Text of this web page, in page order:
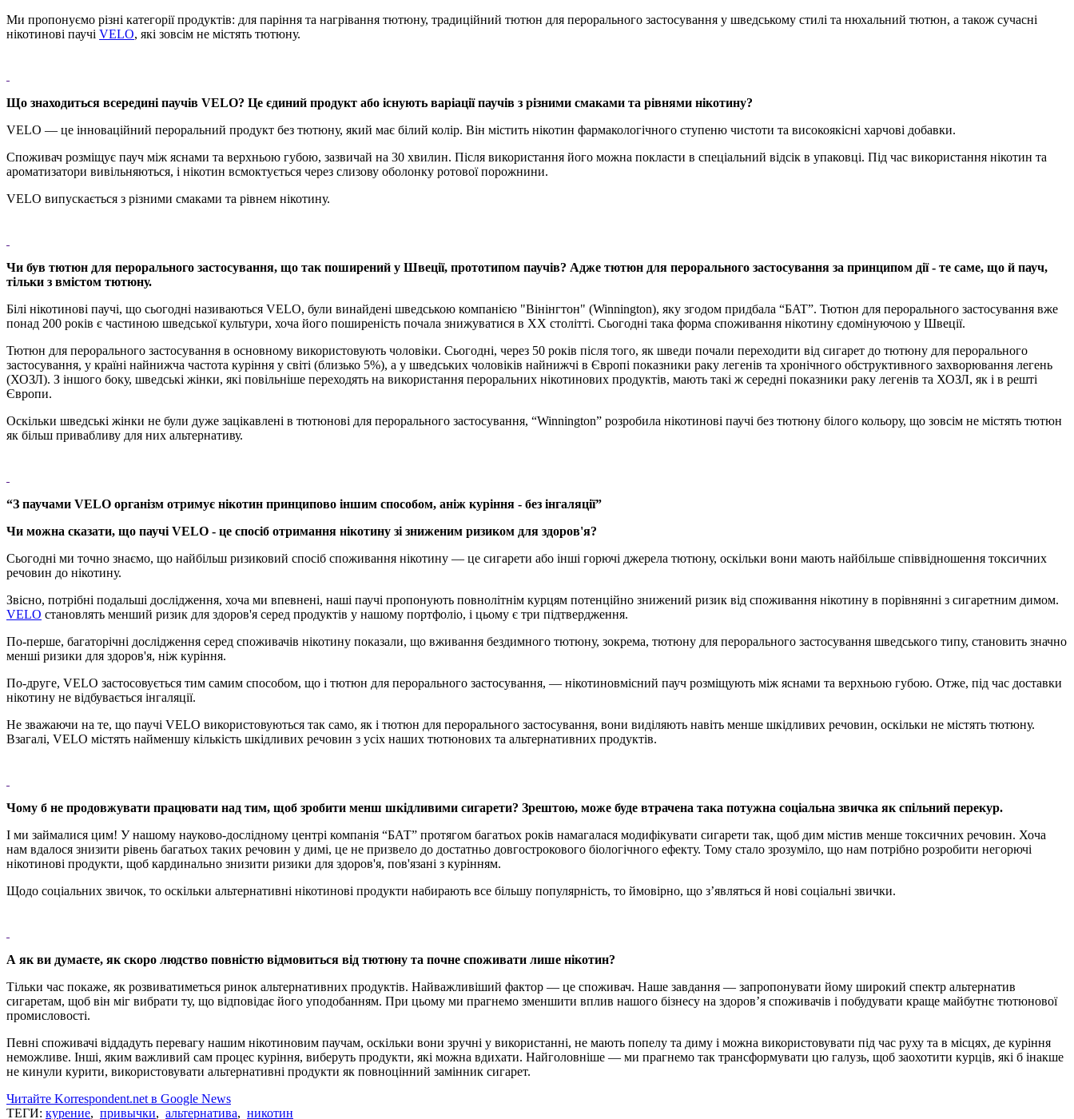
Ми пропонуємо різні категорії продуктів: для паріння та нагрівання тютюну, традиційний тютюн для перорального застосування у шведському стилі та нюхальний тютюн, а також сучасні
нікотинові паучі VELO, які зовсім не містять тютюну.
Що знаходиться всередині паучів VELO? Це єдиний продукт або існують варіації паучів з різними смаками та рівнями нікотину?
VELO — це інноваційний пероральний продукт без тютюну, який має білий колір. Він містить нікотин фармакологічного ступеню чистоти та високоякісні харчові добавки.
Споживач розміщує пауч між яснами та верхньою губою, зазвичай на 30 хвилин. Після використання його можна покласти в спеціальний відсік в упаковці. Під час використання нікотин та
ароматизатори вивільняються, і нікотин всмоктується через слизову оболонку ротової порожнини.
VELO випускається з різними смаками та рівнем нікотину.
Чи був тютюн для перорального застосування, що так поширений у Швеції, прототипом паучів? Адже тютюн для перорального застосування за принципом дії - те саме, що й пауч,
тільки з вмістом тютюну.
Білі нікотинові паучі, що сьогодні називаються VELO, були винайдені шведською компанією "Вінінгтон" (Winnington), яку згодом придбала “БAT”. Тютюн для перорального застосування вже
понад 200 років є частиною шведської культури, хоча його поширеність почала знижуватися в ХХ столітті. Сьогодні така форма споживання нікотину єдомінуючою у Швеції.
Тютюн для перорального застосування в основному використовують чоловіки. Сьогодні, через 50 років після того, як шведи почали переходити від сигарет до тютюну для перорального
застосування, у країні найнижча частота куріння у світі (близько 5%), а у шведських чоловіків найнижчі в Європі показники раку легенів та хронічного обструктивного захворювання легень
(ХОЗЛ). З іншого боку, шведські жінки, які повільніше переходять на використання пероральних нікотинових продуктів, мають такі ж середні показники раку легенів та ХОЗЛ, як і в решті
Європи.
Оскільки шведські жінки не були дуже зацікавлені в тютюнові для перорального застосування, “Winnington” розробила нікотинові паучі без тютюну білого кольору, що зовсім не містять тютюн
як більш привабливу для них альтернативу.
“З паучами VELO організм отримує нікотин принципово іншим способом, аніж куріння - без інгаляції”
Чи можна сказати, що паучі VELO - це спосіб отримання нікотину зі зниженим ризиком для здоров'я?
Сьогодні ми точно знаємо, що найбільш ризиковий спосіб споживання нікотину — це сигарети або інші горючі джерела тютюну, оскільки вони мають найбільше співвідношення токсичних
речовин до нікотину.
Звісно, потрібні подальші дослідження, хоча ми впевнені, наші паучі пропонують повнолітнім курцям потенційно знижений ризик від споживання нікотину в порівнянні з сигаретним димом.
VELO становлять менший ризик для здоров'я серед продуктів у нашому портфоліо, і цьому є три підтвердження.
По-перше, багаторічні дослідження серед споживачів нікотину показали, що вживання бездимного тютюну, зокрема, тютюну для перорального застосування шведського типу, становить значно
менші ризики для здоров'я, ніж куріння.
По-друге, VELO застосовується тим самим способом, що і тютюн для перорального застосування, — нікотиновмісний пауч розміщують між яснами та верхньою губою. Отже, під час доставки
нікотину не відбувається інгаляції.
Не зважаючи на те, що паучі VELO використовуються так само, як і тютюн для перорального застосування, вони виділяють навіть менше шкідливих речовин, оскільки не містять тютюну.
Взагалі, VELO містять найменшу кількість шкідливих речовин з усіх наших тютюнових та альтернативних продуктів.
Чому б не продовжувати працювати над тим, щоб зробити менш шкідливими сигарети? Зрештою, може буде втрачена така потужна соціальна звичка як спільний перекур.
І ми займалися цим! У нашому науково-дослідному центрі компанія “БАТ” протягом багатьох років намагалася модифікувати сигарети так, щоб дим містив менше токсичних речовин. Хоча
нам вдалося знизити рівень багатьох таких речовин у димі, це не призвело до достатньо довгострокового біологічного ефекту. Тому стало зрозуміло, що нам потрібно розробити негорючі
нікотинові продукти, щоб кардинально знизити ризики для здоров'я, пов'язані з курінням.
Щодо соціальних звичок, то оскільки альтернативні нікотинові продукти набирають все більшу популярність, то ймовірно, що з’являться й нові соціальні звички.
А як ви думаєте, як скоро людство повністю відмовиться від тютюну та почне споживати лише нікотин?
Тільки час покаже, як розвиватиметься ринок альтернативних продуктів. Найважливіший фактор — це споживач. Наше завдання — запропонувати йому широкий спектр альтернатив
сигаретам, щоб він міг вибрати ту, що відповідає його уподобанням. При цьому ми прагнемо зменшити вплив нашого бізнесу на здоров’я споживачів і побудувати краще майбутнє тютюнової
промисловості.
Певні споживачі віддадуть перевагу нашим нікотиновим паучам, оскільки вони зручні у використанні, не мають попелу та диму і можна використовувати під час руху та в місцях, де куріння
неможливе. Інші, яким важливий сам процес куріння, виберуть продукти, які можна вдихати. Найголовніше — ми прагнемо так трансформувати цю галузь, щоб заохотити курців, які б інакше
не кинули курити, використовувати альтернативні продукти як повноцінний замінник сигарет.
Читайте Korrespondent.net в Google News
ТЕГИ: курение, привычки, альтернатива, никотин